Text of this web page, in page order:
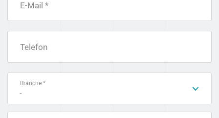
E-Mail *
Telefon
Branche *
-